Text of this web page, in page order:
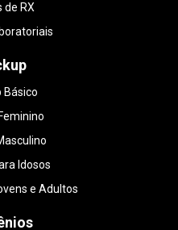
de RX
Básico
Idosos
e Adultos